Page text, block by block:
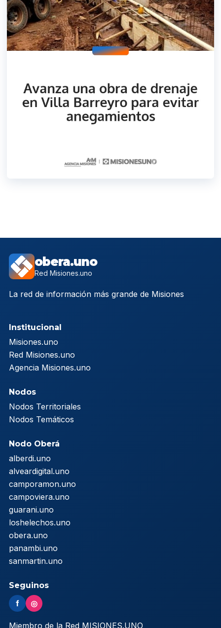
obera.uno
Red Misiones.uno
La red de información más grande de Misiones
Institucional
Misiones.uno
Red Misiones.uno
Agencia Misiones.uno
Nodos
Nodos Territoriales
Nodos Temáticos
Nodo Oberá
alberdi.uno
alveardigital.uno
camporamon.uno
campoviera.uno
guarani.uno
loshelechos.uno
obera.uno
panambi.uno
sanmartin.uno
Seguinos
f ◎
Miembro de la Red MISIONES.UNO